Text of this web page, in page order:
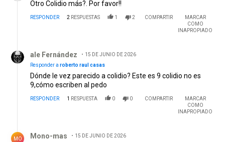
Otro Colidio más?. Por favor!!
RESPONDER 2 RESPUESTAS 1 2 COMPARTIR
MARCAR
COMO
INAPROPIADO
ale Fernández
15 DE JUNIO DE 2026
Responder a roberto raul casas
Dónde le vez parecido a colidio? Este es 9 colidio no es
9,cómo escriben al pedo
RESPONDER 1 RESPUESTA 0 0 COMPARTIR
MARCAR
COMO
INAPROPIADO
MO Mono-mas
15 DE JUNIO DE 2026